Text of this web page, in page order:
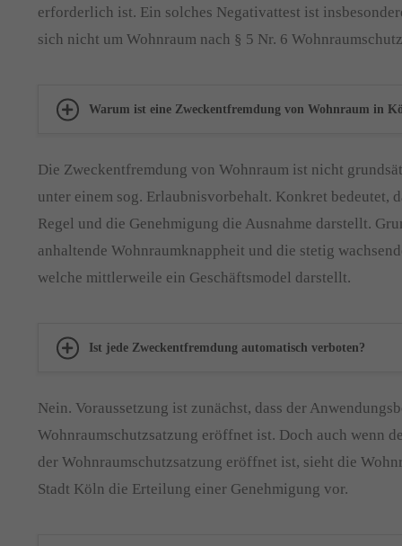
erforderlich ist. Ein solches Negativattest ist
sich nicht um Wohnraum nach § 5 Nr. 6
Warum ist eine Zweckentfremdung von Wohnraum in
Die Zweckentfremdung von Wohnraum ist nicht
unter einem sog. Erlaubnisvorbehalt. Konkret bedeutet,
Regel und die Genehmigung die Ausnahme darstellt.
anhaltende Wohnraumknappheit und die stetig
welche mittlerweile ein Geschäftsmodel darstellt.
Ist jede Zweckentfremdung automatisch verboten?
Nein. Voraussetzung ist zunächst, dass der
Wohnraumschutzsatzung eröffnet ist. Doch auch wenn
der Wohnraumschutzsatzung eröffnet ist, sieht die
Stadt Köln die Erteilung einer Genehmigung vor.